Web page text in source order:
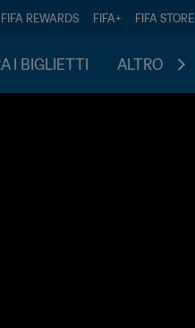
FIFA REWARDS FIFA+ FIFA STORE
I BIGLIETTI ALTRO